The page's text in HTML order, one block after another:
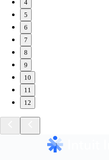
4
5
6
7
8
9
10
11
12